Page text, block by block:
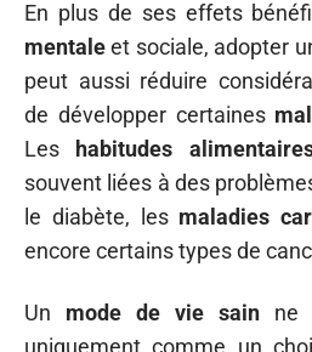
En plus de ses effets
mentaleet sociale, adopter
peut aussi réduire
de développer certaines
Les
habitudes
souvent liées à des
le diabète, les maladies
encore certains types de
Un mode de vie sain ne
uniquement comme un